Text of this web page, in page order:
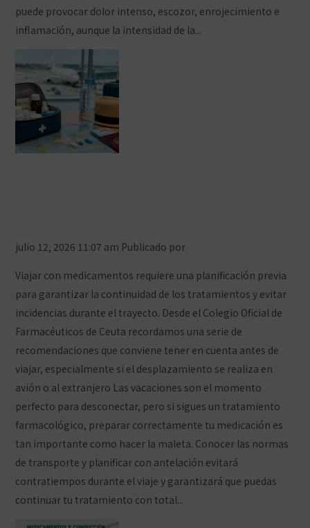
puede provocar dolor intenso, escozor, enrojecimiento e
inflamación, aunque la intensidad de la...
julio 12, 2026 11:07 am Publicado por
Viajar con medicamentos requiere una planificación previa
para garantizar la continuidad de los tratamientos y evitar
incidencias durante el trayecto. Desde el Colegio Oficial de
Farmacéuticos de Ceuta recordamos una serie de
recomendaciones que conviene tener en cuenta antes de
viajar, especialmente si el desplazamiento se realiza en
avión o al extranjero Las vacaciones son el momento
perfecto para desconectar, pero si sigues un tratamiento
farmacológico, preparar correctamente tu medicación es
tan importante como hacer la maleta. Conocer las normas
de transporte y planificar con antelación evitará
contratiempos durante el viaje y garantizará que puedas
continuar tu tratamiento con total...